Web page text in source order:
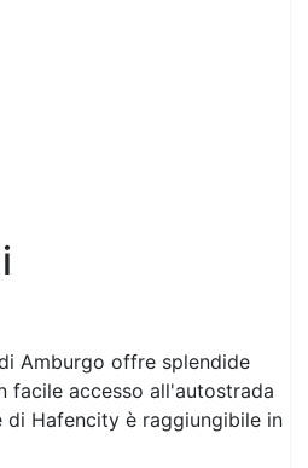
Amburgo offre splendide
facile accesso all'autostrada
di Hafencity è raggiungibile in